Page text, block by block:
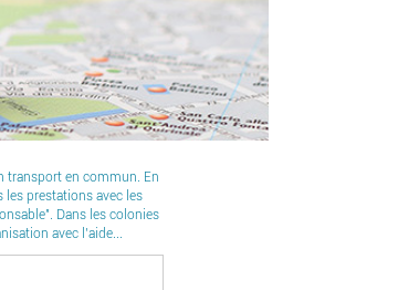
transport en commun. En
les prestations avec les
Dans les colonies
avec l’aide...